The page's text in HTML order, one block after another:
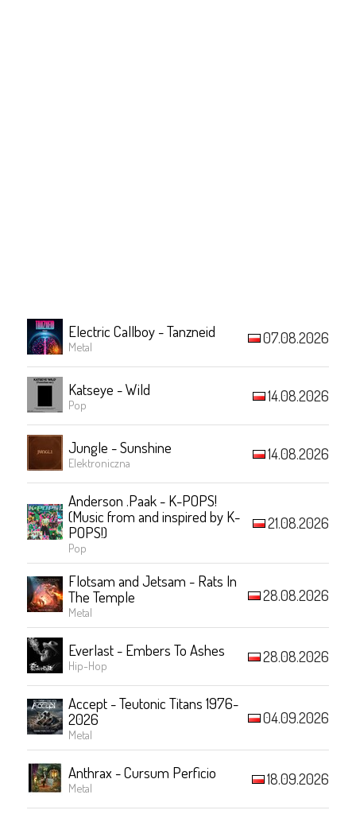
Electric Callboy - Tanzneid
Metal 07.08.2026
Katseye - Wild
Pop 14.08.2026
Jungle - Sunshine
Elektroniczna 14.08.2026
Anderson .Paak - K-POPS!
(Music from and inspired by K-
POPS!)
Pop
21.08.2026
Flotsam and Jetsam - Rats In
The Temple
Metal
28.08.2026
Everlast - Embers To Ashes
Hip-Hop 28.08.2026
Accept - Teutonic Titans 1976-
2026
Metal
04.09.2026
Anthrax - Cursum Perficio
Metal 18.09.2026